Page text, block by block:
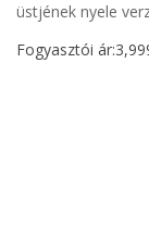
üstjének nyele
Fogyasztói